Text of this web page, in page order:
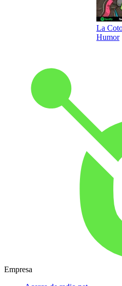
La
Humor
Empresa